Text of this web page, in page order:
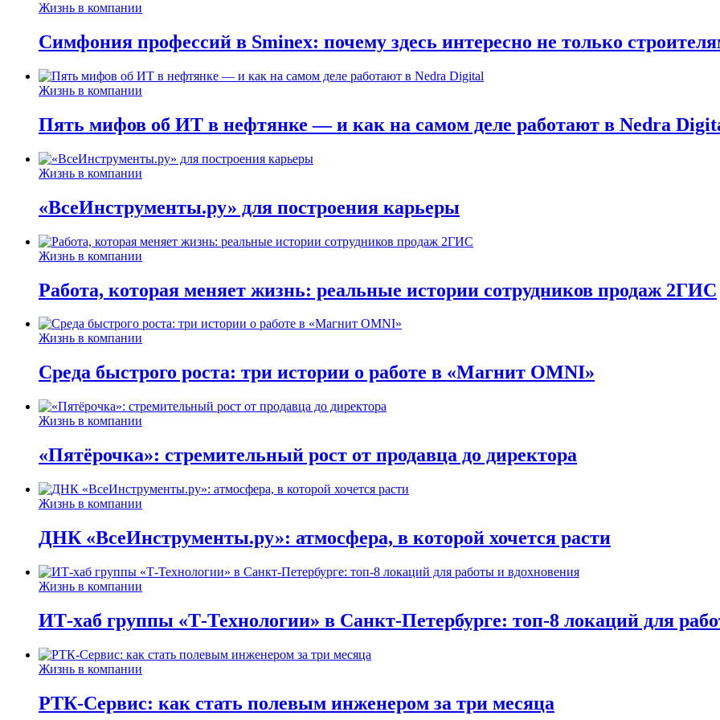
Жизнь в компании
Симфония профессий в Sminex: почему здесь интересно не только
Жизнь в компании
Пять мифов об ИТ в нефтянке — и как на самом деле работают в Nedra
Жизнь в компании
«ВсеИнструменты.ру» для построения карьеры
Жизнь в компании
Работа, которая меняет жизнь: реальные истории сотрудников продаж 2ГИС
Жизнь в компании
Среда быстрого роста: три истории о работе в «Магнит OMNI»
Жизнь в компании
«Пятёрочка»: стремительный рост от продавца до директора
Жизнь в компании
ДНК «ВсеИнструменты.ру»: атмосфера, в которой хочется расти
Жизнь в компании
ИТ-хаб группы «Т-Технологии» в Санкт-Петербурге: топ-8 локаций для
Жизнь в компании
РТК-Сервис: как стать полевым инженером за три месяца